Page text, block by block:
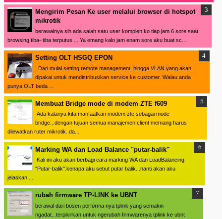
Mengirim Pesan Ke user melalui browser di hotspot
mikrotik
berawalnya sih ada salah satu user komplen ko tiap jam 6 sore saat
browsing tiba- tiba terputus.... Ya emang kalo jam enam sore aku buat sc...
Setting OLT HSGQ EPON
Dari mulai setting remote management, hingga VLAN yang akan
dipakai untuk mendistribusikan service ke customer. Walau anda
punya OLT beda ...
Membuat Bridge mode di modem ZTE f609
Ada kalanya kita manfaatkan modem zte sebagai mode
bridge...dengan tujuan semua manajemen client memang harus
dilewatkan ruter mikrotik..da...
Marking WA dan Load Balance "putar-balik"
Kali ini aku akan berbagi cara marking WA dan LoadBalancing
"Putar-balik".kenapa aku sebut putar balik...nanti akan aku
jelaskan ...
rubah firmware TP-LINK ke UBNT
berawal dari bosen performa nya tplink yang semakin
ngadat...terpikirkan untuk ngerubah firmwarenya tplink ke ubnt